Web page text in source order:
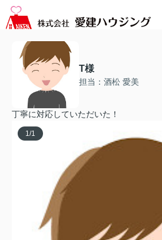
T様
担当：酒松 愛美
丁寧に対応していただいた！
1/1